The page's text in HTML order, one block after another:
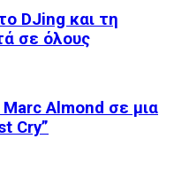
DJing και τη
σε όλους
Almond σε μια
Cry”